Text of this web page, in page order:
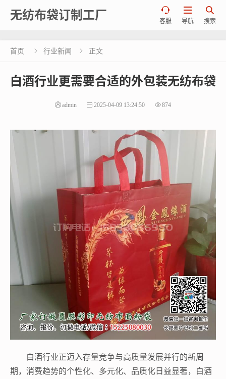
无纺布袋订制工厂 
搜索

导航

客服
首页  行业新闻  正文
白酒行业更需要合适的外包装无纺布袋
admin 2025-04-09 13:24:50 874
白酒行业正迈入存量竞争与高质量发展并行的新周
期，消费趋势的个性化、多元化、品质化日益显著，白酒